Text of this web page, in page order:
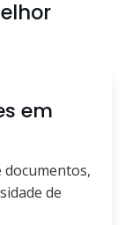
em
documentos,
de